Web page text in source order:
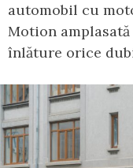
automobil cu
Motion
înlăture orice